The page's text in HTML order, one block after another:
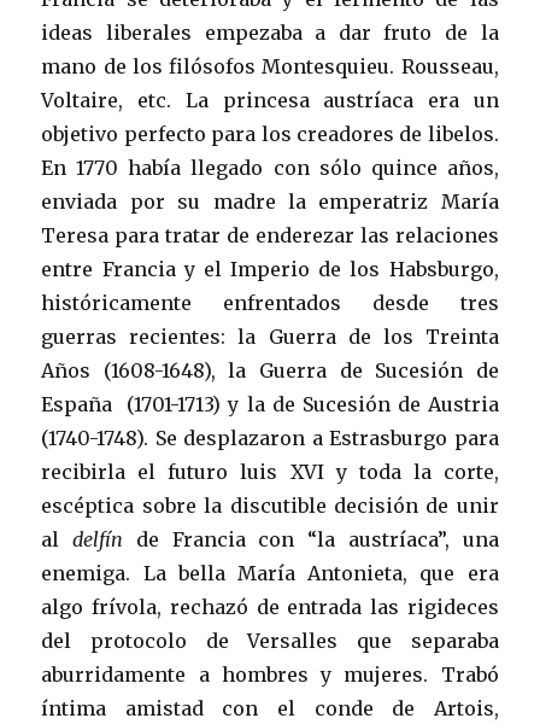
ideas liberales empezaba a dar fruto de la
mano de los filósofos Montesquieu. Rousseau,
Voltaire, etc. La princesa austríaca era un
objetivo perfecto para los creadores de libelos.
En 1770 había llegado con sólo quince años,
enviada por su madre la emperatriz María
Teresa para tratar de enderezar las relaciones
entre Francia y el Imperio de los Habsburgo,
históricamente enfrentados desde tres
guerras recientes: la Guerra de los Treinta
Años (1608-1648), la Guerra de Sucesión de
España (1701-1713) y la de Sucesión de Austria
(1740-1748). Se desplazaron a Estrasburgo para
recibirla el futuro luis XVI y toda la corte,
escéptica sobre la discutible decisión de unir
aldelfín de Francia con “la austríaca”, una
enemiga. La bella María Antonieta, que era
algo frívola, rechazó de entrada las rigideces
del protocolo de Versalles que separaba
aburridamente a hombres y mujeres. Trabó
íntima amistad con el conde de Artois,